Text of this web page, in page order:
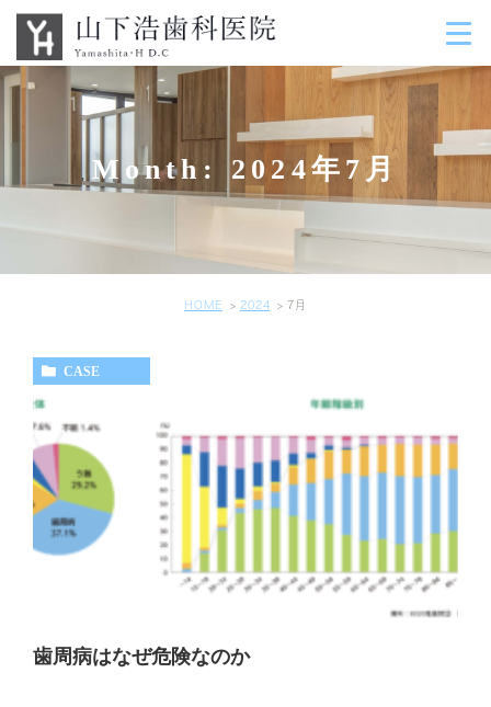
Month: 2024年7月
HOME 2024 7月
CASE
歯周病はなぜ危険なのか